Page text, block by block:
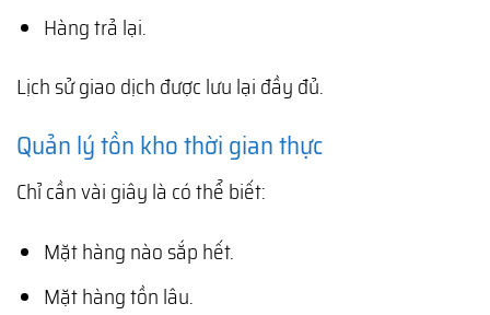
Hàng trả lại.
Lịch sử giao dịch được lưu lại đầy đủ.
Quản lý tồn kho thời gian thực
Chỉ cần vài giây là có thể biết:
Mặt hàng nào sắp hết.
Mặt hàng tồn lâu.